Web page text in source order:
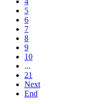
5
6
7
8
9
10
...
21
Next
End